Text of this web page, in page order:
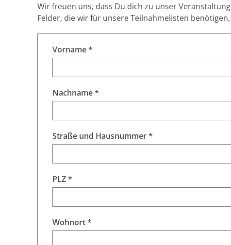
Wir freuen uns, dass Du dich zu unser Veranstaltung
Felder, die wir für unsere Teilnahmelisten benötigen,
Vorname *
Nachname *
Straße und Hausnummer *
PLZ *
Wohnort *